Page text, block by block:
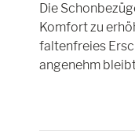
Die
Komfort zu
faltenfreies
angenehm